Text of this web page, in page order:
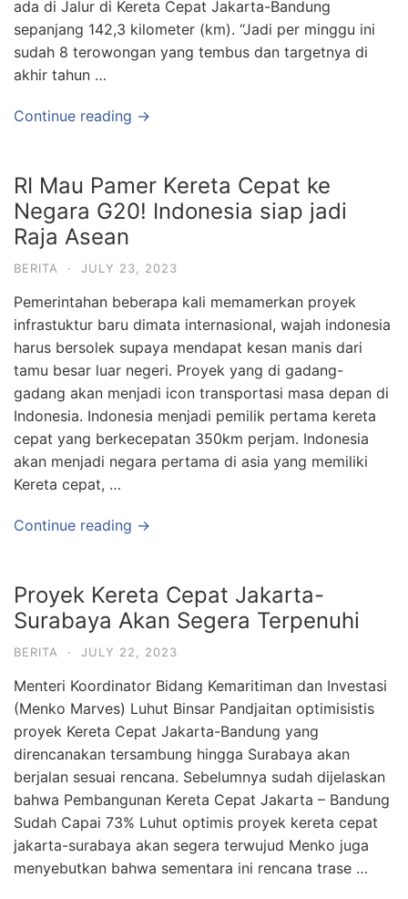
ada di Jalur di Kereta Cepat Jakarta-Bandung
sepanjang 142,3 kilometer (km). “Jadi per minggu ini
sudah 8 terowongan yang tembus dan targetnya di
akhir tahun …
Continue reading →
RI Mau Pamer Kereta Cepat ke
Negara G20! Indonesia siap jadi
Raja Asean
BERITA · JULY 23, 2023
Pemerintahan beberapa kali memamerkan proyek
infrastuktur baru dimata internasional, wajah indonesia
harus bersolek supaya mendapat kesan manis dari
tamu besar luar negeri. Proyek yang di gadang-
gadang akan menjadi icon transportasi masa depan di
Indonesia. Indonesia menjadi pemilik pertama kereta
cepat yang berkecepatan 350km perjam. Indonesia
akan menjadi negara pertama di asia yang memiliki
Kereta cepat, …
Continue reading →
Proyek Kereta Cepat Jakarta-
Surabaya Akan Segera Terpenuhi
BERITA · JULY 22, 2023
Menteri Koordinator Bidang Kemaritiman dan Investasi
(Menko Marves) Luhut Binsar Pandjaitan optimisistis
proyek Kereta Cepat Jakarta-Bandung yang
direncanakan tersambung hingga Surabaya akan
berjalan sesuai rencana. Sebelumnya sudah dijelaskan
bahwa Pembangunan Kereta Cepat Jakarta – Bandung
Sudah Capai 73% Luhut optimis proyek kereta cepat
jakarta-surabaya akan segera terwujud Menko juga
menyebutkan bahwa sementara ini rencana trase …